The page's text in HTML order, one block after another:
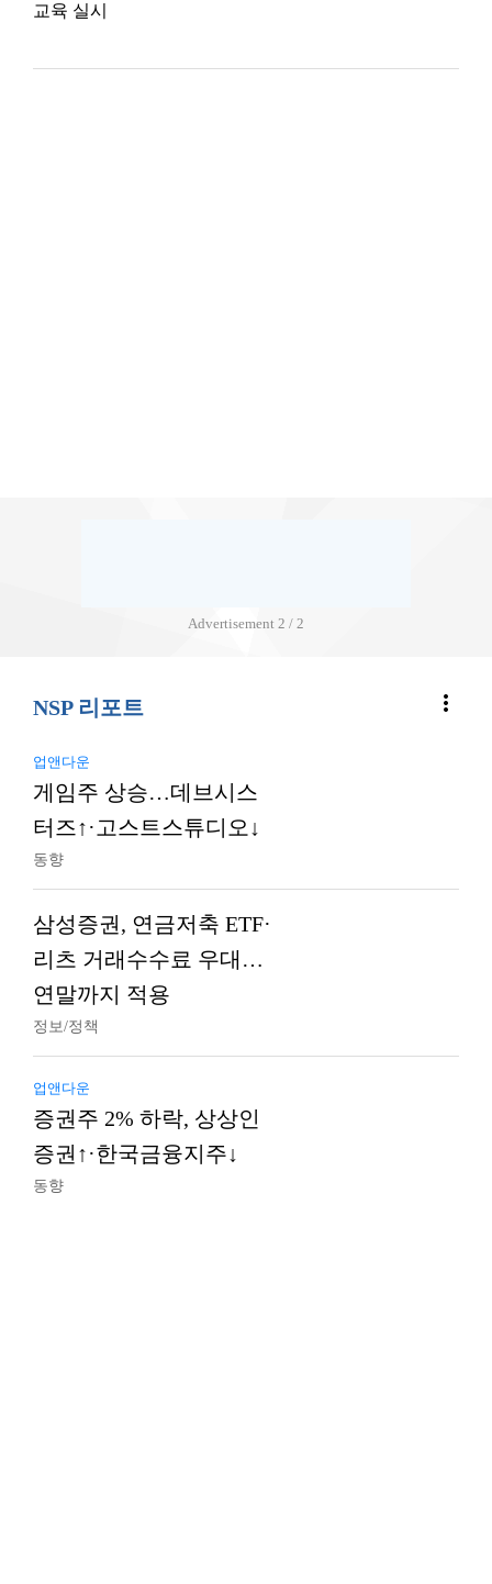
교육 실시
Advertisement 1 / 2
NSP 리포트 more_vert
업앤다운
게임주 상승…데브시스
터즈↑·고스트스튜디오↓
동향
삼성증권, 연금저축 ETF·
리츠 거래수수료 우대…
연말까지 적용
정보/정책
업앤다운
증권주 2% 하락, 상상인
증권↑·한국금융지주↓
동향